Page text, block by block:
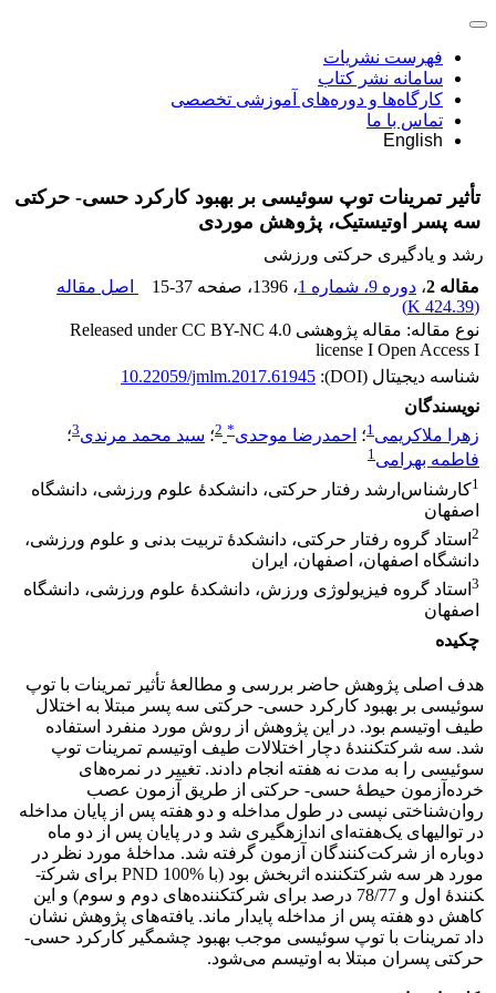
فهرست نشریات
سامانه نشر کتاب
کارگاه‌ها و دوره‌های آموزشی تخصصی
تماس با ما
English
تأثیر تمرینات توپ سوئیسی بر بهبود کارکرد حسی- حرکتی
سه پسر اوتیستیک، پژوهش موردی
رشد و یادگیری حرکتی ورزشی
مقاله 2
، دوره 9، شماره 1 ، 1396 ، صفحه 15-37
اصل مقاله
(
424.39 K
)
نوع مقاله: مقاله پژوهشی Released under CC BY-NC 4.0
license I Open Access I
شناسه دیجیتال (DOI):
10.22059/jmlm.2017.61945
نویسندگان
زهرا ملاکریمی1؛ احمدرضا موحدی*
2؛ سید محمد مرندی3؛
فاطمه بهرامی1
1کارشناس‌ارشد رفتار حرکتی، دانشکدۀ علوم ورزشی، دانشگاه
اصفهان
2 استاد گروه رفتار حرکتی، دانشکدۀ تربیت بدنی و علوم ورزشی،
دانشگاه اصفهان، اصفهان، ایران
3 استاد گروه فیزیولوژی ورزش، دانشکدۀ علوم ورزشی، دانشگاه
اصفهان
چکیده
هدف اصلی پژوهش حاضر بررسی و مطالعۀ تأثیر تمرینات با توپ
سوئیسی بر بهبود کارکرد حسی- حرکتی سه پسر مبتلا به اختلال
طیف اوتیسم بود. در این پژوهش از روش مورد منفرد استفاده
شد. سه شرکت­کنندۀ دچار اختلالات طیف اوتیسم تمرینات توپ
سوئیسی را به ­مدت نه هفته انجام دادند. تغییر در نمره‌های
خرده‌آزمون حیطۀ حسی- حرکتی از طریق آزمون عصب
روان‌شناختی نپسی در طول مداخله و دو هفته پس از پایان مداخله
در توالی­های یک‌هفته‌ای اندازه­گیری شد و در پایان پس از دو ماه
دوباره از شرکت‌کنندگان آزمون گرفته شد. مداخلۀ­ مورد نظر در
مورد هر سه شرکت­کننده اثربخش بود (با PND 100% برای شرکت­
کنندۀ اول و 78/77 درصد برای شرکت­کننده‌های دوم و سوم) و این
کاهش دو هفته پس از مداخله پایدار ماند. یافته‌های پژوهش نشان
داد تمرینات با توپ سوئیسی موجب بهبود چشمگیر کارکرد حسی-
حرکتی پسران مبتلا به اوتیسم می‌شود.